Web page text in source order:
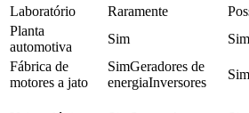
Laboratório Raramente
Planta
automotiva
Sim Sim
Fábrica de
motores a jato
SimGeradores de
energiaInversores
Sim